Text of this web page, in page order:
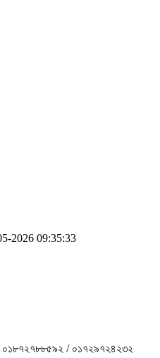
2026 09:35:33
০১৮৭২৭৮৮৫৯২ / ০১৭২৯৭২৪২৩২